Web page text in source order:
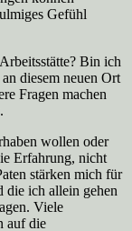
Gefühl
Bin ich
diesem neuen Ort
Fragen machen
wollen oder
Erfahrung, nicht
stärken mich für
die ich allein gehen
Viele
auf die